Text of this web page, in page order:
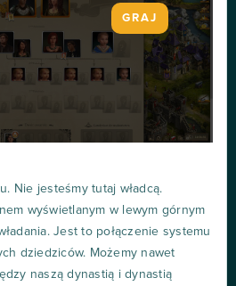
GRAJ
Nie jesteśmy tutaj władcą.
wyświetlanym w lewym górnym
Jest to połączenie systemu
dziedziców. Możemy nawet
naszą dynastią i dynastią